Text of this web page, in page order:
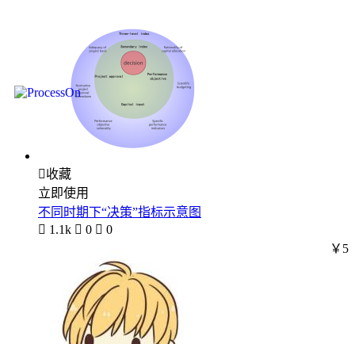
收藏
立即使用
不同时期下“决策”指标示意图
 1.1k  0  0
￥5